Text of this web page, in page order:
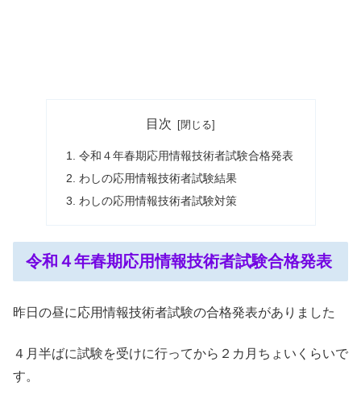
目次
令和４年春期応用情報技術者試験合格発表
わしの応用情報技術者試験結果
わしの応用情報技術者試験対策
令和４年春期応用情報技術者試験合格発表
昨日の昼に応用情報技術者試験の合格発表がありました
４月半ばに試験を受けに行ってから２カ月ちょいくらいで
す。